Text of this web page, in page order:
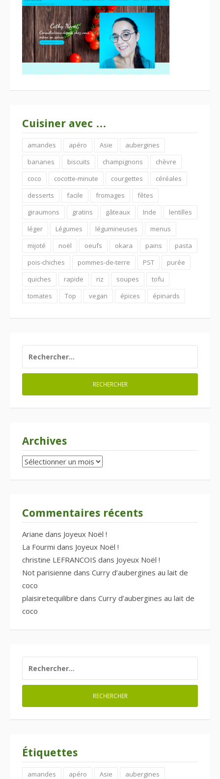
Cuisiner avec …
amandes apéro Asie
aubergines
bananes
biscuits champignons
chèvre
coco
cocotte-minute courgettes
céréales
desserts
facile fromages
fêtes
giraumons
gratins gâteaux Inde
lentilles
léger
Légumes légumineuses
menus
mijoté
noël oeufs okara pains
pasta
pois-chiches
pommes-de-terre PST
purée
quiches
rapide riz soupes
tofu
tomates
Top vegan épices épinards
Archives
Archives
Commentaires récents
Ariane dans Joyeux Noël !
La Fourmi dans Joyeux Noël !
christine LEFRANCOIS dans Joyeux Noël !
Not parisienne dans Curry d’aubergines au lait de
coco
plaisiretequilibre dans Curry d’aubergines au lait de
coco
Étiquettes
amandes apéro Asie
aubergines